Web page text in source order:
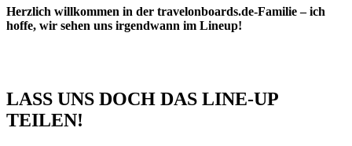
Herzlich willkommen in der travelonboards.de-Familie – ich
hoffe, wir sehen uns irgendwann im Lineup!
LASS UNS DOCH DAS LINE-UP
TEILEN!